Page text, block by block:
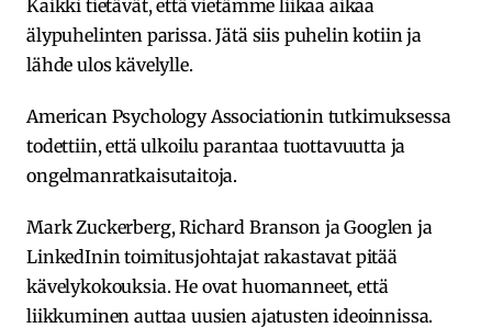
Kaikki tietävät, että vietämme liikaa aikaa
älypuhelinten parissa. Jätä siis puhelin kotiin ja
lähde ulos kävelylle.
American Psychology Associationin tutkimuksessa
todettiin, että ulkoilu parantaa tuottavuutta ja
ongelmanratkaisutaitoja.
Mark Zuckerberg, Richard Branson ja Googlen ja
LinkedInin toimitusjohtajat rakastavat pitää
kävelykokouksia. He ovat huomanneet, että
liikkuminen auttaa uusien ajatusten ideoinnissa.